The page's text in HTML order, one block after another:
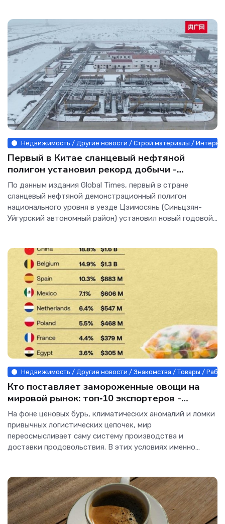
Недвижимость / Другие новости / Строй материалы /
Первый в Китае сланцевый нефтяной
полигон установил рекорд добычи -
Интернет технологии.
По данным издания Global Times, первый в стране
сланцевый нефтяной демонстрационный полигон
национального уровня в уезде Цзимосянь (Синьцзян-
Уйгурский автономный район) установил новый годовой
Недвижимость / Другие новости / Знакомства / Товары /
Кто поставляет замороженные овощи на
мировой рынок: топ‑10 экспортеров -
Интернет технологии.
На фоне ценовых бурь, климатических аномалий и ломки
привычных логистических цепочек, мир
переосмысливает саму систему производства и
доставки продовольствия. В этих условиях именно
бушующем